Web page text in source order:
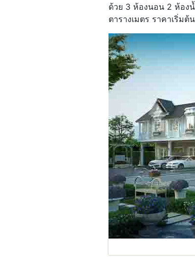
ด้วย 3 ห้องนอน 2 ห้อง
ตารางเมตร ราคาเริ่ม